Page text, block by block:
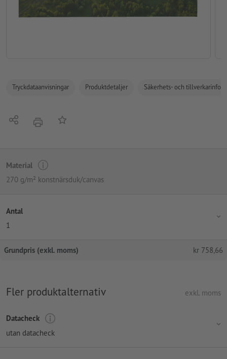
Tryckdataanvisningar Produktdetaljer Säkerhets- och
Dela erbjudandePå anteckningslistan
Material
270 g/m² konstnärsduk/canvas
Antal
1
Grundpris (exkl. moms) kr 758,66
Fler produktalternativ exkl. moms
Datacheck
utan datacheck